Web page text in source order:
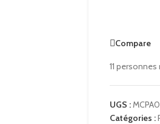
Compare
11 personnes
UGS :
Catégories :